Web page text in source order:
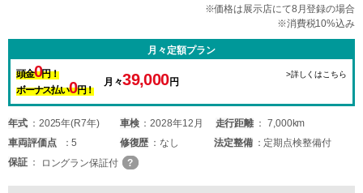
※価格は展示店にて8月登録の場合
※消費税10%込み
月々定額プラン
頭金0円！
ボーナス払い0円！
月々39,000円
>詳しくはこちら
年式 2025年(R7年) 車検 2028年12月 走行距離
7,000km
車両評価点 5 修復歴 なし 法定整備
定期点検整備付
保証
ロングラン保証付